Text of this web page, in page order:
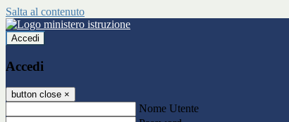
Salta al contenuto
Accedi
Accedi
button close ×
Nome Utente